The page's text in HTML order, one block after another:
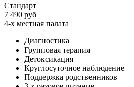
Стандарт
7 490 руб
4-х местная палата
Диагностика
Групповая терапия
Детоксикация
Круглосуточное наблюдение
Поддержка родственников